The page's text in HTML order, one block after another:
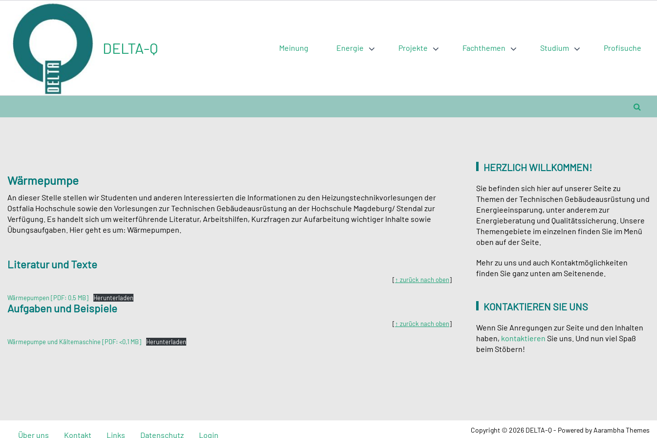
content
DELTA-Q Meinung Energie Projekte Fachthemen Studium Profisuche
Wärmepumpe
An dieser Stelle stellen wir Studenten und anderen Interessierten die Informationen zu den Heizungstechnikvorlesungen der
Ostfalia Hochschule sowie den Vorlesungen zur Technischen Gebäudeausrüstung an der Hochschule Magdeburg/ Stendal zur
Verfügung. Es handelt sich um weiterführende Literatur, Arbeitshilfen, Kurzfragen zur Aufarbeitung wichtiger Inhalte sowie
Übungsaufgaben. Hier geht es um: Wärmepumpen.
Literatur und Texte
[↑ zurück nach oben]
Wärmepumpen [PDF: 0,5 MB] Herunterladen
Aufgaben und Beispiele
[↑ zurück nach oben]
Wärmepumpe und Kältemaschine [PDF: <0,1 MB] Herunterladen
HERZLICH WILLKOMMEN!
Sie befinden sich hier auf unserer Seite zu
Themen der Technischen Gebäudeausrüstung und
Energieeinsparung, unter anderem zur
Energieberatung und Qualitätssicherung. Unsere
Themengebiete im einzelnen finden Sie im Menü
oben auf der Seite.
Mehr zu uns und auch Kontaktmöglichkeiten
finden Sie ganz unten am Seitenende.
KONTAKTIEREN SIE UNS
Wenn Sie Anregungen zur Seite und den Inhalten
haben, kontaktieren Sie uns. Und nun viel Spaß
beim Stöbern!
Über uns Kontakt Links Datenschutz Login
Copyright © 2026 DELTA-Q - Powered by Aarambha Themes